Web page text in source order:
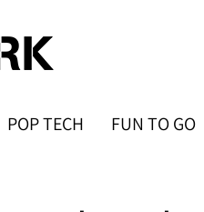
FUN TO GO
POP TECH